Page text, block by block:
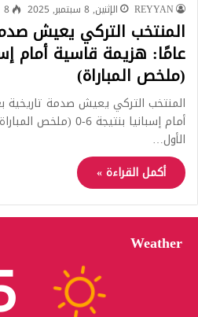
REYYAN الإثنين, 8 سبتمبر, 2025 8
(ملخص المباراة)
أمام إسبانيا بنتيجة
الأول…
أكمل القراءة »
Weather